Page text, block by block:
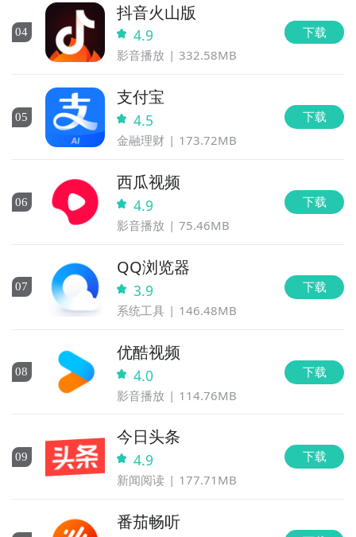
04
抖音火山版
4.9
影音播放 332.58MB
下载
05
支付宝
4.5
金融理财 173.72MB
下载
06
西瓜视频
4.9
影音播放 75.46MB
下载
07
QQ浏览器
3.9
系统工具 146.48MB
下载
08
优酷视频
4.0
影音播放 114.76MB
下载
09
今日头条
4.9
新闻阅读 177.71MB
下载
番茄畅听